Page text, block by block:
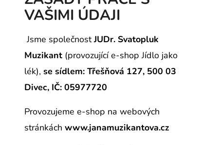
VAŠIMI ÚDAJI
Jsme společnostJUDr. Svatopluk
Muzikant (provozující e-shop Jídlo jako
lék), se sídlem: Třešňová 127, 500 03
Divec, IČ: 05977720
Provozujeme e-shop na webových
stránkách www.janamuzikantova.cz